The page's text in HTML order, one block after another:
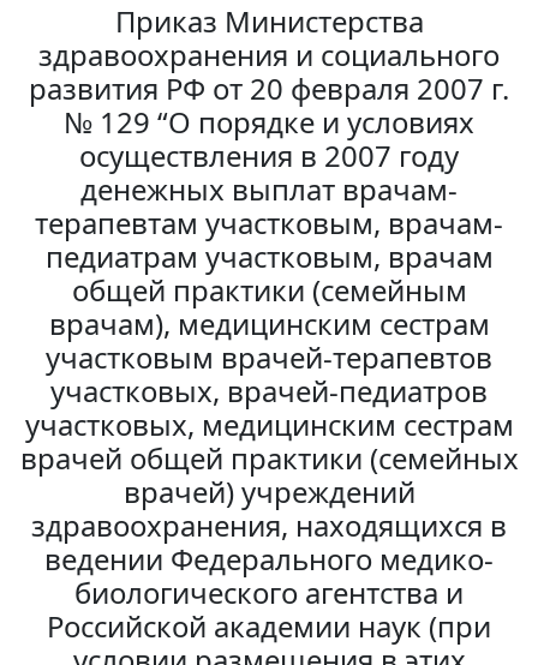
Приказ Министерства
здравоохранения и социального
развития РФ от 20 февраля 2007 г.
№ 129 “О порядке и условиях
осуществления в 2007 году
денежных выплат врачам-
терапевтам участковым, врачам-
педиатрам участковым, врачам
общей практики (семейным
врачам), медицинским сестрам
участковым врачей-терапевтов
участковых, врачей-педиатров
участковых, медицинским сестрам
врачей общей практики (семейных
врачей) учреждений
здравоохранения, находящихся в
ведении Федерального медико-
биологического агентства и
Российской академии наук (при